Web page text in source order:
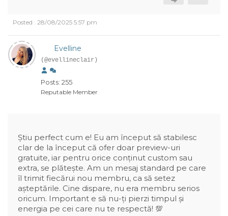
Posted : 28/08/2025 5:57 pm
Evelline
(@evellineclair)
Posts: 255
Reputable Member
Știu perfect cum e! Eu am început să stabilesc
clar de la început că ofer doar preview-uri
gratuite, iar pentru orice conținut custom sau
extra, se plătește. Am un mesaj standard pe care
îl trimit fiecărui nou membru, ca să setez
așteptările. Cine dispare, nu era membru serios
oricum. Important e să nu-ți pierzi timpul și
energia pe cei care nu te respectă! 💯